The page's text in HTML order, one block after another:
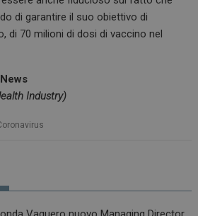
di garantire il suo obiettivo di
di 70 milioni di dosi di vaccino nel
Industry)